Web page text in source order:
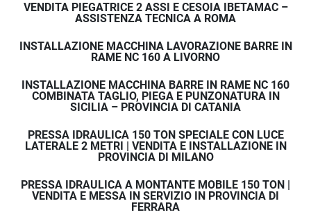
VENDITA PIEGATRICE 2 ASSI E CESOIA IBETAMAC –
ASSISTENZA TECNICA A ROMA
INSTALLAZIONE MACCHINA LAVORAZIONE BARRE IN
RAME NC 160 A LIVORNO
INSTALLAZIONE MACCHINA BARRE IN RAME NC 160
COMBINATA TAGLIO, PIEGA E PUNZONATURA IN
SICILIA – PROVINCIA DI CATANIA
PRESSA IDRAULICA 150 TON SPECIALE CON LUCE
LATERALE 2 METRI | VENDITA E INSTALLAZIONE IN
PROVINCIA DI MILANO
PRESSA IDRAULICA A MONTANTE MOBILE 150 TON |
VENDITA E MESSA IN SERVIZIO IN PROVINCIA DI
FERRARA